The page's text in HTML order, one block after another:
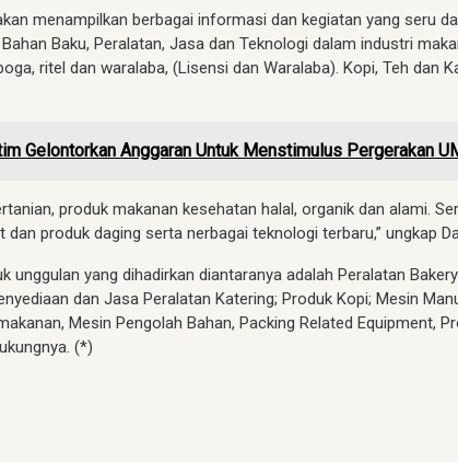
menampilkan berbagai informasi dan kegiatan yang seru
Baku, Peralatan, Jasa dan Teknologi dalam industri
ritel dan waralaba, (Lisensi dan Waralaba). Kopi, Teh dan
Gelontorkan Anggaran Untuk Menstimulus Pergerakan
produk makanan kesehatan halal, organik dan alami.
dan produk daging serta nerbagai teknologi terbaru,” ungkap
unggulan yang dihadirkan diantaranya adalah Peralatan
dan Jasa Peralatan Katering; Produk Kopi; Mesin
Mesin Pengolah Bahan, Packing Related Equipment,
(*)